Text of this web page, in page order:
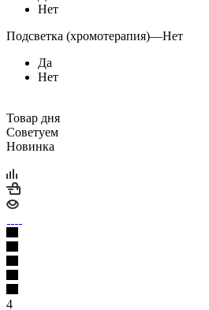
Нет
Подсветка (хромотерапия)—Нет
Да
Нет
Товар дня
Советуем
Новинка
4